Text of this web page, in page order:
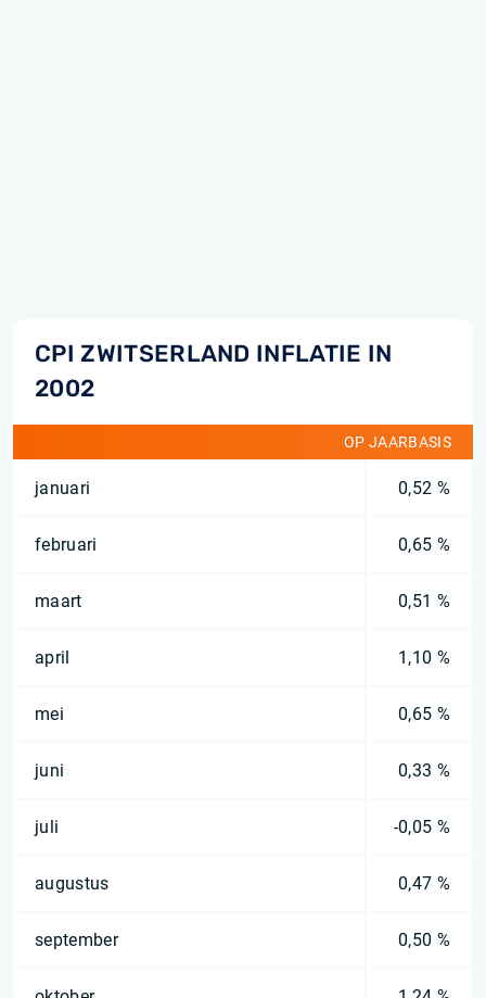
CPI ZWITSERLAND INFLATIE IN
2002
OP JAARBASIS
januari 0,52 %
februari 0,65 %
maart 0,51 %
april 1,10 %
mei 0,65 %
juni 0,33 %
juli -0,05 %
augustus 0,47 %
september 0,50 %